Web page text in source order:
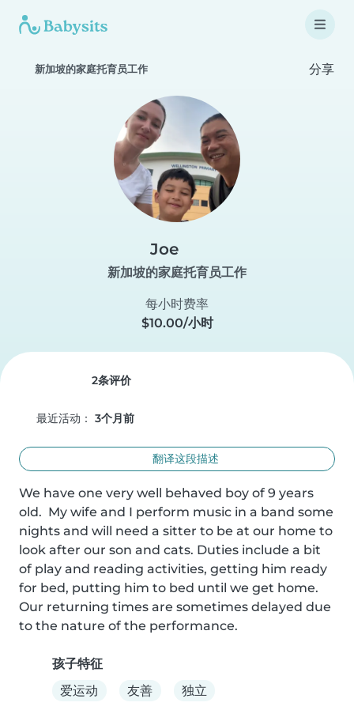
新加坡的家庭托育员工作 分享
Joe
新加坡的家庭托育员工作
每小时费率
$10.00/小时
2条评价
最近活动： 3个月前
翻译这段描述
We have one very well behaved boy of 9 years
old.  My wife and I perform music in a band some
nights and will need a sitter to be at our home to
look after our son and cats. Duties include a bit
of play and reading activities, getting him ready
for bed, putting him to bed until we get home.
Our returning times are sometimes delayed due
to the nature of the performance.
孩子特征
爱运动
友善 独立